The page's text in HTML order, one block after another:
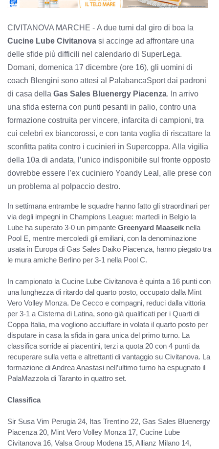
CIVITANOVA MARCHE - A due turni dal giro di boa la
Cucine Lube Civitanova si accinge ad affrontare una
delle sfide più difficili nel calendario di SuperLega.
Domani, domenica 17 dicembre (ore 16), gli uomini di
coach Blengini sono attesi al PalabancaSport dai padroni
di casa della Gas Sales Bluenergy Piacenza. In arrivo
una sfida esterna con punti pesanti in palio, contro una
formazione costruita per vincere, infarcita di campioni, tra
cui celebri ex biancorossi, e con tanta voglia di riscattare la
sconfitta patita contro i cucinieri in Supercoppa. Alla vigilia
della 10a di andata, l’unico indisponibile sul fronte opposto
dovrebbe essere l’ex cuciniero Yoandy Leal, alle prese con
un problema al polpaccio destro.
In settimana entrambe le squadre hanno fatto gli straordinari per
via degli impegni in Champions League: martedì in Belgio la
Lube ha superato 3-0 un pimpante Greenyard Maaseik nella
Pool E, mentre mercoledì gli emiliani, con la denominazione
usata in Europa di Gas Sales Daiko Piacenza, hanno piegato tra
le mura amiche Berlino per 3-1 nella Pool C.
In campionato la Cucine Lube Civitanova è quinta a 16 punti con
una lunghezza di ritardo dal quarto posto, occupato dalla Mint
Vero Volley Monza. De Cecco e compagni, reduci dalla vittoria
per 3-1 a Cisterna di Latina, sono già qualificati per i Quarti di
Coppa Italia, ma vogliono acciuffare in volata il quarto posto per
disputare in casa la sfida in gara unica del primo turno. La
classifica sorride ai piacentini, terzi a quota 20 con 4 punti da
recuperare sulla vetta e altrettanti di vantaggio su Civitanova. La
formazione di Andrea Anastasi nell’ultimo turno ha espugnato il
PalaMazzola di Taranto in quattro set.
Classifica
Sir Susa Vim Perugia 24, Itas Trentino 22, Gas Sales Bluenergy
Piacenza 20, Mint Vero Volley Monza 17, Cucine Lube
Civitanova 16, Valsa Group Modena 15, Allianz Milano 14,